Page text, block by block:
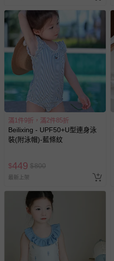
滿1件9折，滿2件85折
Beilixing - UPF50+U型連身泳
裝(附泳帽)-藍條紋
$449 $800
最新上架